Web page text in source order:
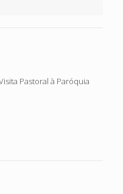
Pastoral à Paróquia